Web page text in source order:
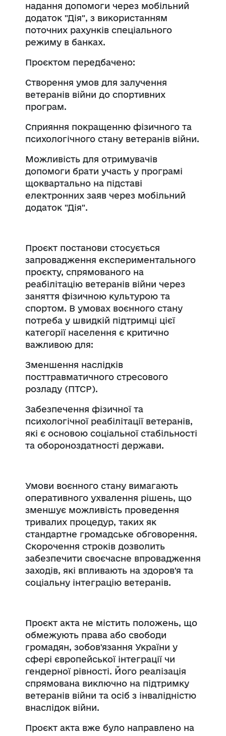
надання допомоги через мобільний
додаток "Дія", з використанням
поточних рахунків спеціального
режиму в банках.
Проєктом передбачено:
Створення умов для залучення
ветеранів війни до спортивних
програм.
Сприяння покращенню фізичного та
психологічного стану ветеранів війни.
Можливість для отримувачів
допомоги брати участь у програмі
щоквартально на підставі
електронних заяв через мобільний
додаток "Дія".
Проєкт постанови стосується
запровадження експериментального
проєкту, спрямованого на
реабілітацію ветеранів війни через
заняття фізичною культурою та
спортом. В умовах воєнного стану
потреба у швидкій підтримці цієї
категорії населення є критично
важливою для:
Зменшення наслідків
посттравматичного стресового
розладу (ПТСР).
Забезпечення фізичної та
психологічної реабілітації ветеранів,
які є основою соціальної стабільності
та обороноздатності держави.
Умови воєнного стану вимагають
оперативного ухвалення рішень, що
зменшує можливість проведення
тривалих процедур, таких як
стандартне громадське обговорення.
Скорочення строків дозволить
забезпечити своєчасне впровадження
заходів, які впливають на здоров'я та
соціальну інтеграцію ветеранів.
Проєкт акта не містить положень, що
обмежують права або свободи
громадян, зобов'язання України у
сфері європейської інтеграції чи
гендерної рівності. Його реалізація
спрямована виключно на підтримку
ветеранів війни та осіб з інвалідністю
внаслідок війни.
Проєкт акта вже було направлено на